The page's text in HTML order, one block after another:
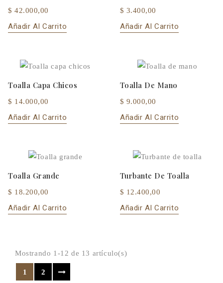
$ 42.000,00
Añadir Al Carrito
$ 3.400,00
Añadir Al Carrito
Toalla Capa Chicos
$ 14.000,00
Añadir Al Carrito
Toalla De Mano
$ 9.000,00
Añadir Al Carrito
Toalla Grande
$ 18.200,00
Añadir Al Carrito
Turbante De Toalla
$ 12.400,00
Añadir Al Carrito
Mostrando 1-12 de 13 artículo(s)
1 2